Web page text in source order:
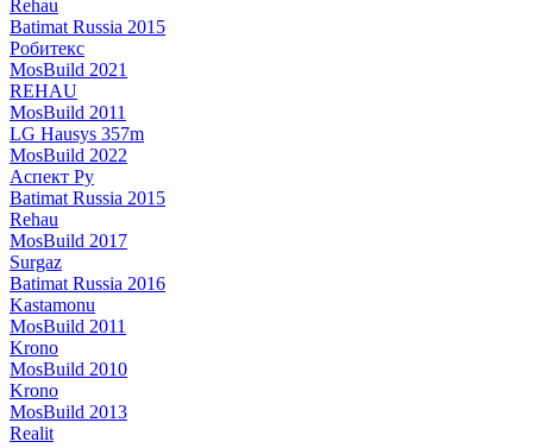
Rehau
Batimat Russia 2015
Робитекс
MosBuild 2021
REHAU
MosBuild 2011
LG Hausys 357m
MosBuild 2022
Аспект Ру
Batimat Russia 2015
Rehau
MosBuild 2017
Surgaz
Batimat Russia 2016
Kastamonu
MosBuild 2011
Krono
MosBuild 2010
Krono
MosBuild 2013
Realit